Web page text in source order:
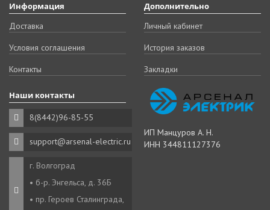
Информация
Доставка
Условия соглашения
Контакты
Дополнительно
Личный кабинет
История заказов
Закладки
Наши контакты
8(8442)96-85-55
support@arsenal-electric.ru
г. Волгоград
• б-р. Энгельса, д. 36Б
• пр. Героев Сталинграда,
ИП Манцуров А. Н.
ИНН 344811127376